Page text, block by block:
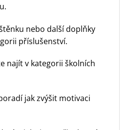
nebo další doplňky
příslušenství.
najít v kategorii školních
jak zvýšit motivaci